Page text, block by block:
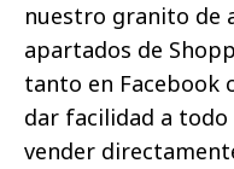
nuestro granito de
apartados de
tanto en Facebook
dar facilidad a
vender